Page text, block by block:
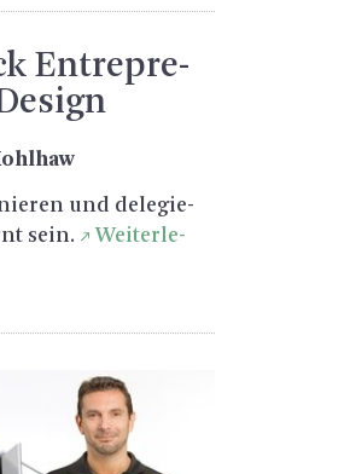
En­tre­pre­
und de­le­gie­
sein.
Wei­ter­le­